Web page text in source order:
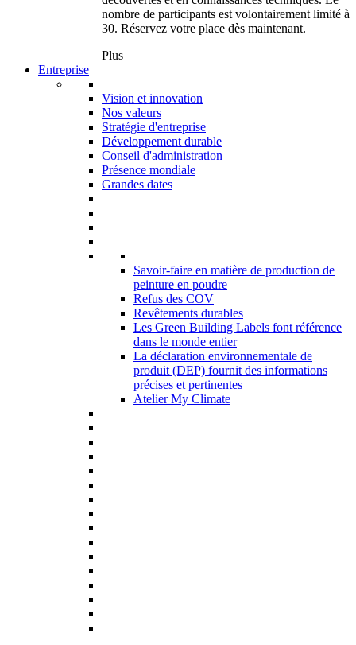
nombre de participants est volontairement limité à
30. Réservez votre place dès maintenant.
Plus
Entreprise
Vision et innovation
Nos valeurs
Stratégie d'entreprise
Développement durable
Conseil d'administration
Présence mondiale
Grandes dates
Savoir-faire en matière de production de
peinture en poudre
Refus des COV
Revêtements durables
Les Green Building Labels font référence
dans le monde entier
La déclaration environnementale de
produit (DEP) fournit des informations
précises et pertinentes
Atelier My Climate